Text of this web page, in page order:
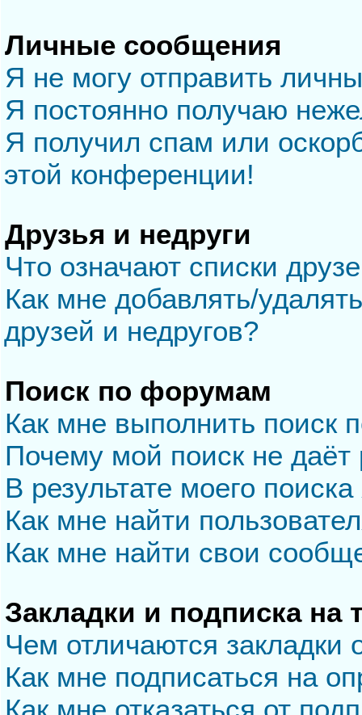
Личные сообщения
Я не могу отправить
Я постоянно получаю
Я получил спам или
этой конференции!
Друзья и недруги
Что означают списки
Как мне добавлять/
друзей и недругов?
Поиск по форумам
Как мне выполнить
Почему мой поиск не даёт
В результате моего
Как мне найти
Как мне найти свои
Закладки и подписка на
Чем отличаются закладки
Как мне подписаться на